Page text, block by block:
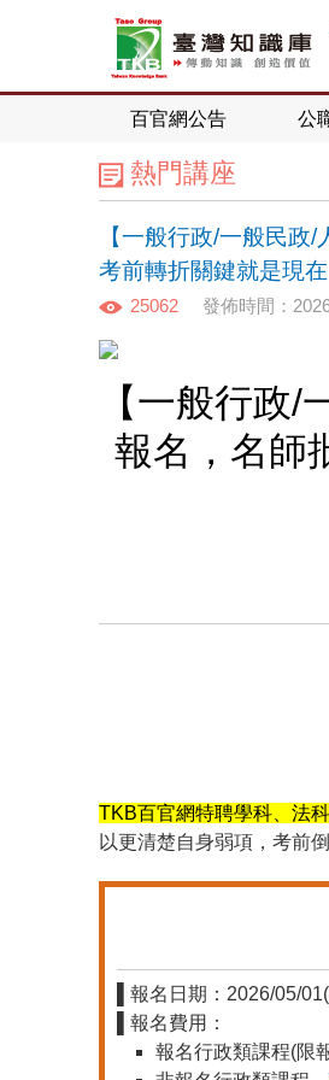
百官網公告 公
熱門講座
【一般行政/一般民政
考前轉折關鍵就是現在
25062 發佈時間：
【一般行政
報名，名師
TKB百官網特聘學科、法
以更清楚自身弱項，考前
▌報名日期：2026/05/
▌報名費用：
報名行政類課程(限